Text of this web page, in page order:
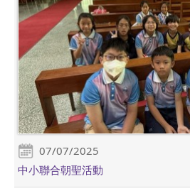
07/07/2025
中小聯合朝聖活動